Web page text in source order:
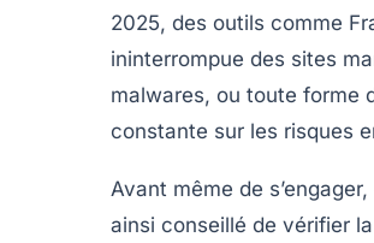
2025, des outils comme
ininterrompue des sites
malwares, ou toute forme
constante sur les risques
Avant même de
ainsi conseillé de vérifier